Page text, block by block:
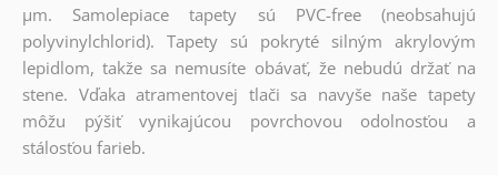
µm. Samolepiace tapety sú PVC-free (neobsahujú
polyvinylchlorid). Tapety sú pokryté silným akrylovým
lepidlom, takže sa nemusíte obávať, že nebudú držať na
stene. Vďaka atramentovej tlači sa navyše naše tapety
môžu pýšiť vynikajúcou povrchovou odolnosťou a
stálosťou farieb.